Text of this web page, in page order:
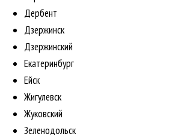
Дербент
Дзержинск
Дзержинский
Екатеринбург
Ейск
Жигулевск
Жуковский
Зеленодольск